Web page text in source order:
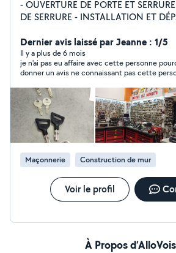
- OUVERTURE DE PORTE ET SERRURE - CHANGEMENT
DE SERRURE - INSTALLATION ET DÉPANNAGE
COFFRE FORT, SERRURE DE
OU POIGNÉ BLINDÉ+ PROTECTION SERRURE
VOITURE À DOMICILE ET PERTE TOTAL -
TOUTE CLÉS BREVETÉ OU SIMPLE - COPIE DE BADGE
ET BIP - PLAQUE
Dernier avis laissé par Jeanne : 1/5
Il y a plus de 6 mois
je n'ai pas eu affaire avec cette personne
donner un avis ne connaissant pas cette
contact choisi une autre personne Jeanne
Maçonnerie Construction de mur
Voir le profil
À Propos